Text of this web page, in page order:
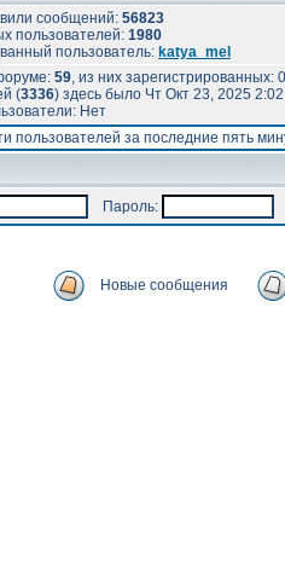
сообщений: 56823
пользователей: 1980
пользователь: katya_mel
59, из них
(3336) здесь было Чт Окт 23, 2025
Нет
пользователей за последние пять
Пароль:
Новые сообщения